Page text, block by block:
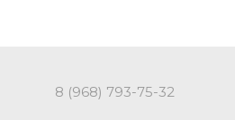
8 (968) 793-75-32